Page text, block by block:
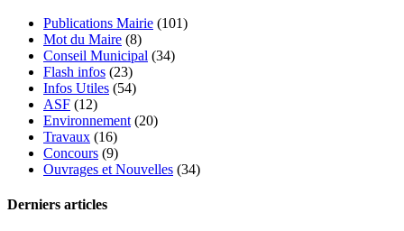
Publications Mairie (101)
Mot du Maire (8)
Conseil Municipal (34)
Flash infos (23)
Infos Utiles (54)
ASF (12)
Environnement (20)
Travaux (16)
Concours (9)
Ouvrages et Nouvelles (34)
Derniers articles